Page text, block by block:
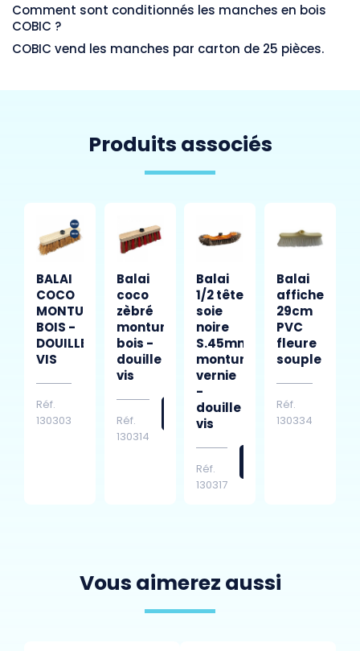
Comment sont conditionnés les manches en bois
COBIC ?
COBIC vend les manches par carton de 25 pièces.
Produits associés
BALAI
COCO
MONTURE
BOIS -
DOUILLE
VIS
Réf.
130303
Balai
coco
zèbré
monture
bois -
douille
vis
Réf.
130314
Balai
1/2 tête
soie
noire
S.45mm
monture
vernie
-
douille
vis
Réf.
130317
Balai
afficheur
29cm
PVC
fleure
souple
Réf.
130334
Vous aimerez aussi